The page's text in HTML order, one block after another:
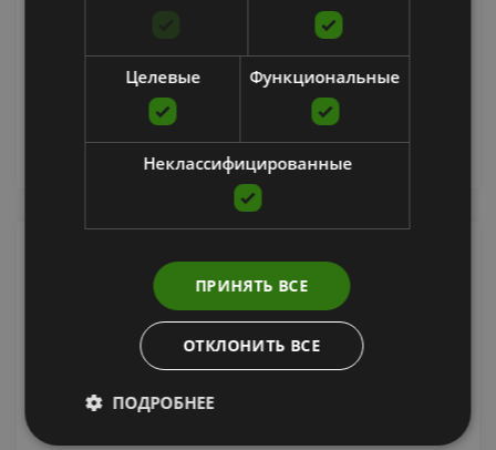
11.27€
Целевые Функциональные
Неклассифицированные
ПРИНЯТЬ ВСЕ
ОТКЛОНИТЬ ВСЕ
ПОДРОБНЕЕ